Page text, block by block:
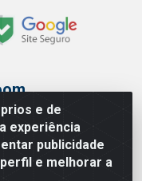
e de
experiência
publicidade
e melhorar a
Paulo/SP